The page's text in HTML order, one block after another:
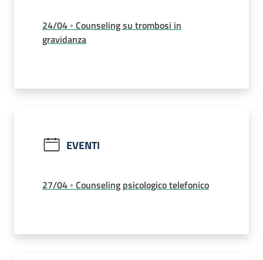
24/04 ◦ Counseling su trombosi in
gravidanza
EVENTI
27/04 ◦ Counseling psicologico telefonico